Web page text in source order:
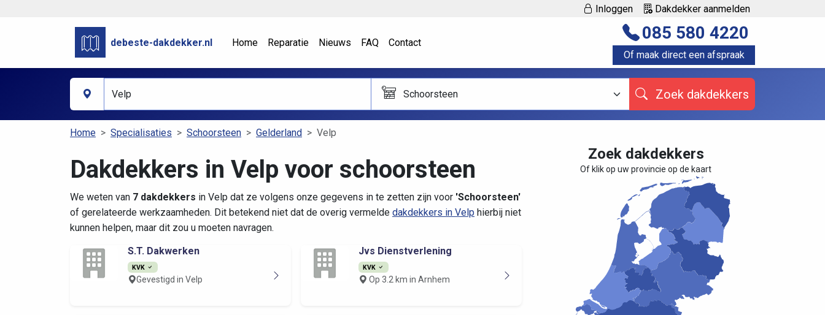
Inloggen Dakdekker aanmelden
debeste-dakdekker.nl Home Reparatie Nieuws FAQ Contact 085 580 4220
Of maak direct een afspraak
Schoorsteen Zoek dakdekkers
Home Specialisaties Schoorsteen Gelderland Velp
Dakdekkers in Velp voor schoorsteen
We weten van 7 dakdekkers in Velp dat ze volgens onze gegevens in te zetten zijn voor 'Schoorsteen'
of gerelateerde werkzaamheden. Dit betekend niet dat de overig vermelde dakdekkers in Velp hierbij niet
kunnen helpen, maar dit zou u moeten navragen.
S.T. Dakwerken
KVK
Gevestigd in Velp
Jvs Dienstverlening
KVK
Op 3.2 km in Arnhem
Zoek dakdekkers
Of klik op uw provincie op de kaart